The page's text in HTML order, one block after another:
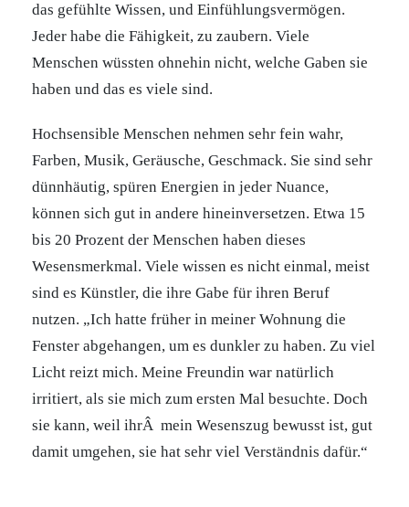
das gefühlte Wissen, und Einfühlungsvermögen.
Jeder habe die Fähigkeit, zu zaubern. Viele
Menschen wüssten ohnehin nicht, welche Gaben sie
haben und das es viele sind.
Hochsensible Menschen nehmen sehr fein wahr,
Farben, Musik, Geräusche, Geschmack. Sie sind sehr
dünnhäutig, spüren Energien in jeder Nuance,
können sich gut in andere hineinversetzen. Etwa 15
bis 20 Prozent der Menschen haben dieses
Wesensmerkmal. Viele wissen es nicht einmal, meist
sind es Künstler, die ihre Gabe für ihren Beruf
nutzen. „Ich hatte früher in meiner Wohnung die
Fenster abgehangen, um es dunkler zu haben. Zu viel
Licht reizt mich. Meine Freundin war natürlich
irritiert, als sie mich zum ersten Mal besuchte. Doch
sie kann, weil ihrÂ mein Wesenszug bewusst ist, gut
damit umgehen, sie hat sehr viel Verständnis dafür.“